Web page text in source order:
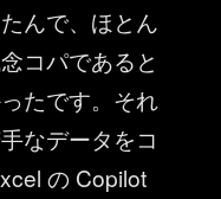
んで、ほとん
コパであると
たです。それ
なデータをコ
の Copilot